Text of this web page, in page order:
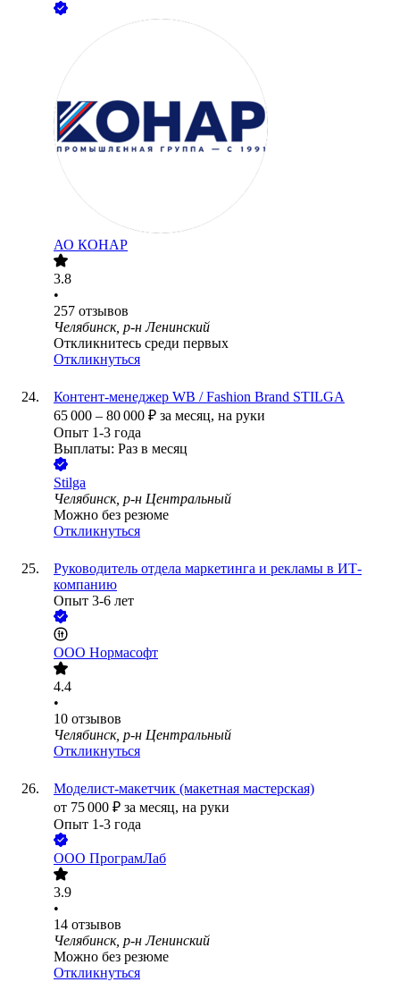
АО КОНАР
3.8
•
257 отзывов
Челябинск, р-н Ленинский
Откликнитесь среди первых
Откликнуться
Контент-менеджер WB / Fashion Brand STILGA
65 000 – 80 000 ₽ за месяц, на руки
Опыт 1-3 года
Выплаты: Раз в месяц
Stilga
Челябинск, р-н Центральный
Можно без резюме
Откликнуться
Руководитель отдела маркетинга и рекламы в ИТ-
компанию
Опыт 3-6 лет
ООО Нормасофт
4.4
•
10 отзывов
Челябинск, р-н Центральный
Откликнуться
Моделист-макетчик (макетная мастерская)
от 75 000 ₽ за месяц, на руки
Опыт 1-3 года
ООО ПрограмЛаб
3.9
•
14 отзывов
Челябинск, р-н Ленинский
Можно без резюме
Откликнуться